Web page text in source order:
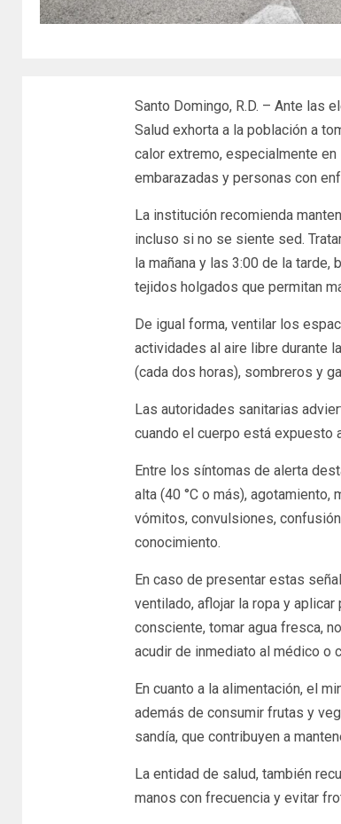
Santo Domingo, R.D. – Ante las
Salud exhorta a la población a
calor extremo, especialmente
embarazadas y personas con
La institución recomienda
incluso si no se siente sed.
la mañana y las 3:00 de la
tejidos holgados que permitan
De igual forma, ventilar los
actividades al aire libre durante
(cada dos horas), sombreros y
Las autoridades sanitarias
cuando el cuerpo está expuesto
Entre los síntomas de alerta
alta (40 °C o más),
vómitos, convulsiones,
conocimiento.
En caso de presentar estas
ventilado, aflojar la ropa y
consciente, tomar agua fresca,
acudir de inmediato al médico o
En cuanto a la alimentación, el
además de consumir frutas y
sandía, que contribuyen a
La entidad de salud, también
manos con frecuencia y evitar